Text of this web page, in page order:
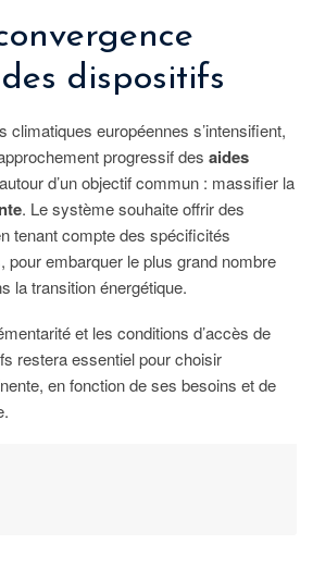
dispositifs
climatiques européennes s’intensifient,
progressif des aides
autour d’un objectif commun : massifier la
. Le système souhaite offrir des
tenant compte des spécificités
pour embarquer le plus grand nombre
la transition énergétique.
et les conditions d’accès de
restera essentiel pour choisir
en fonction de ses besoins et de